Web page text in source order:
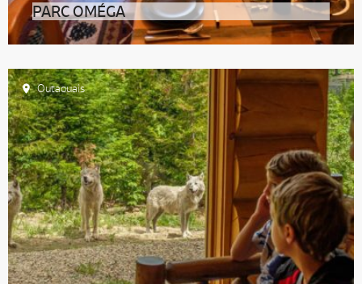
PARC OMÉGA
Observer la faune québécoise dans son
environnement naturel au Parc Oméga Rendez-vous
Outaouais